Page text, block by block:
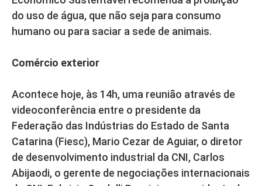
do uso de água, que não seja para consumo
humano ou para saciar a sede de animais.
Comércio exterior
Acontece hoje, às 14h, uma reunião através de
videoconferência entre o presidente da
Federação das Indústrias do Estado de Santa
Catarina (Fiesc), Mario Cezar de Aguiar, o diretor
de desenvolvimento industrial da CNI, Carlos
Abijaodi, o gerente de negociações internacionais